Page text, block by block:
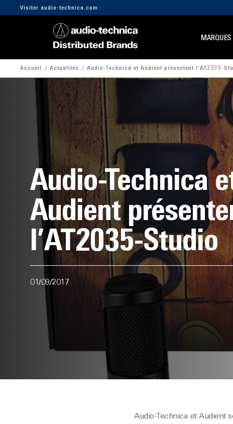
Visiter audio-technica.com
MARQUES
Accueil Actualités Audio-Technica et Audient présentent l’AT2035-
Audio-Technica
Audient
l’AT2035-Studio
01/09/2017
Audio-Technica et Audient